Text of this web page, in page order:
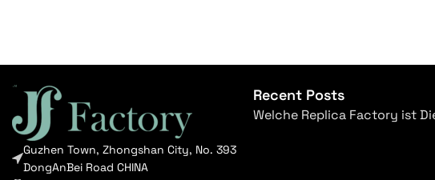
Guzhen Town, Zhongshan City, No. 393
DongAnBei Road CHINA
Recent Posts
Welche Replica Factory ist